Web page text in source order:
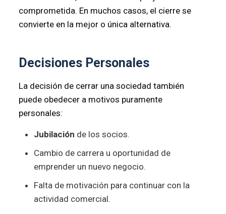
comprometida. En muchos casos, el cierre se
convierte en la mejor o única alternativa.
Decisiones Personales
La decisión de cerrar una sociedad también
puede obedecer a motivos puramente
personales:
Jubilación de los socios.
Cambio de carrera u oportunidad de
emprender un nuevo negocio.
Falta de motivación para continuar con la
actividad comercial.